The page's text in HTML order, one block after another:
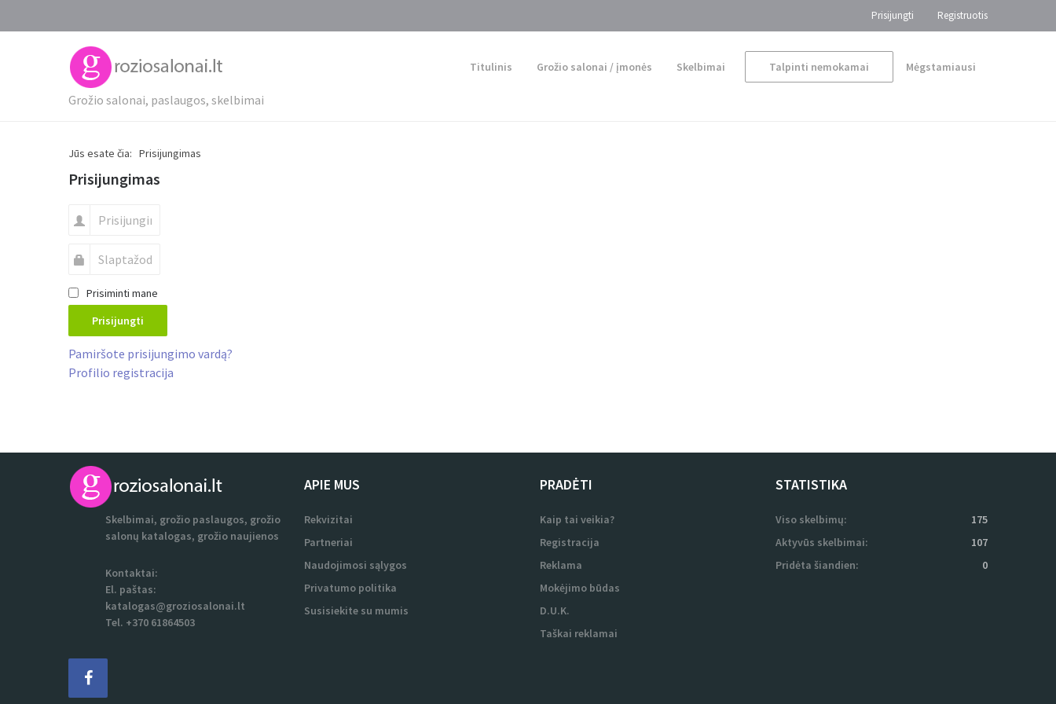
Prisijungti Registruotis
Grožio salonai, paslaugos, skelbimai
Titulinis Grožio salonai / įmonės Skelbimai Talpinti nemokamai Mėgstamiausi
Jūs esate čia: Prisijungimas
Prisijungimas
Prisiminti mane
Prisijungti
Pamiršote prisijungimo vardą?
Profilio registracija
Skelbimai, grožio paslaugos, grožio
salonų katalogas, grožio naujienos
Kontaktai:
El. paštas:
katalogas@groziosalonai.lt
Tel. +370 61864503
APIE MUS
Rekvizitai
Partneriai
Naudojimosi sąlygos
Privatumo politika
Susisiekite su mumis
PRADĖTI
Kaip tai veikia?
Registracija
Reklama
Mokėjimo būdas
D.U.K.
Taškai reklamai
STATISTIKA
Viso skelbimų:
175
Aktyvūs skelbimai:
107
Pridėta šiandien:
0